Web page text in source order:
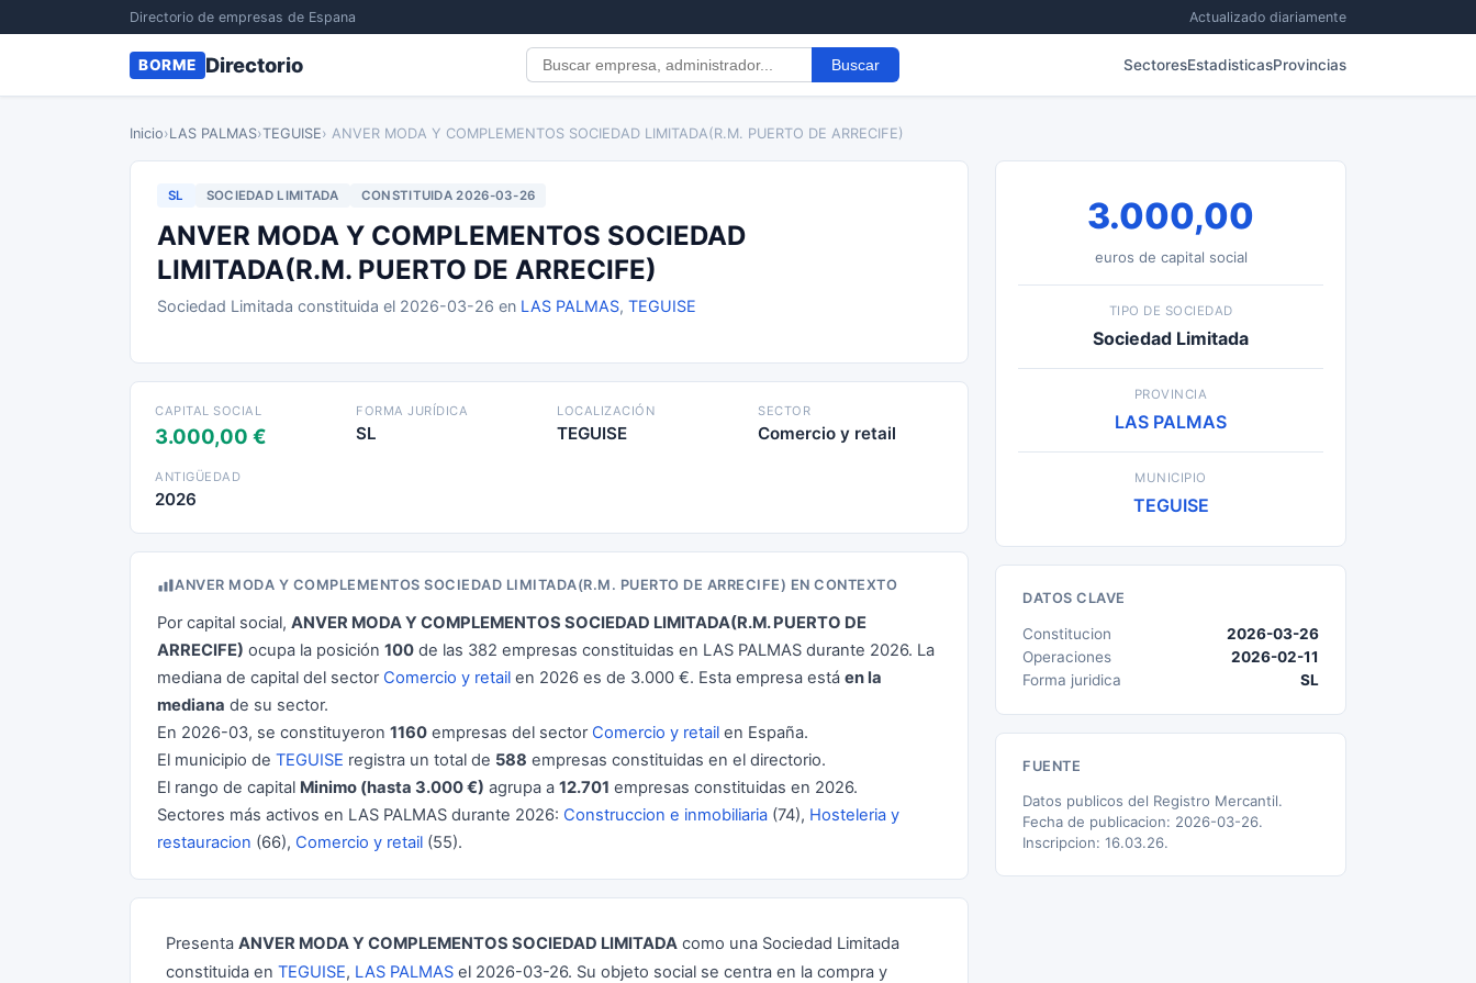
Directorio de empresas de Espana Actualizado diariamente
BORME Directorio Buscar SectoresEstadisticasProvincias
Inicio›LAS PALMAS›TEGUISE› ANVER MODA Y COMPLEMENTOS SOCIEDAD LIMITADA(R.M. PUERTO DE ARRECIFE)
SL SOCIEDAD LIMITADA CONSTITUIDA 2026-03-26
ANVER MODA Y COMPLEMENTOS SOCIEDAD
LIMITADA(R.M. PUERTO DE ARRECIFE)
Sociedad Limitada constituida el 2026-03-26 en LAS PALMAS, TEGUISE
CAPITAL SOCIAL
3.000,00 €
FORMA JURÍDICA
SL
LOCALIZACIÓN
TEGUISE
SECTOR
Comercio y retail
ANTIGÜEDAD
2026
ANVER MODA Y COMPLEMENTOS SOCIEDAD LIMITADA(R.M. PUERTO DE ARRECIFE) EN CONTEXTO
Por capital social, ANVER MODA Y COMPLEMENTOS SOCIEDAD LIMITADA(R.M. PUERTO DE
ARRECIFE) ocupa la posición 100 de las 382 empresas constituidas en LAS PALMAS durante 2026. La
mediana de capital del sector Comercio y retail en 2026 es de 3.000 €. Esta empresa está en la
mediana de su sector.
En 2026-03, se constituyeron 1160 empresas del sector Comercio y retail en España.
El municipio de TEGUISE registra un total de 588 empresas constituidas en el directorio.
El rango de capital Minimo (hasta 3.000 €) agrupa a 12.701 empresas constituidas en 2026.
Sectores más activos en LAS PALMAS durante 2026: Construccion e inmobiliaria (74), Hosteleria y
restauracion (66), Comercio y retail (55).
Presenta ANVER MODA Y COMPLEMENTOS SOCIEDAD LIMITADA como una Sociedad Limitada
constituida en TEGUISE, LAS PALMAS el 2026-03-26. Su objeto social se centra en la compra y
3.000,00
euros de capital social
TIPO DE SOCIEDAD
Sociedad Limitada
PROVINCIA
LAS PALMAS
MUNICIPIO
TEGUISE
DATOS CLAVE
Constitucion
2026-03-26
Operaciones
2026-02-11
Forma juridica
SL
FUENTE
Datos publicos del Registro Mercantil.
Fecha de publicacion: 2026-03-26.
Inscripcion: 16.03.26.